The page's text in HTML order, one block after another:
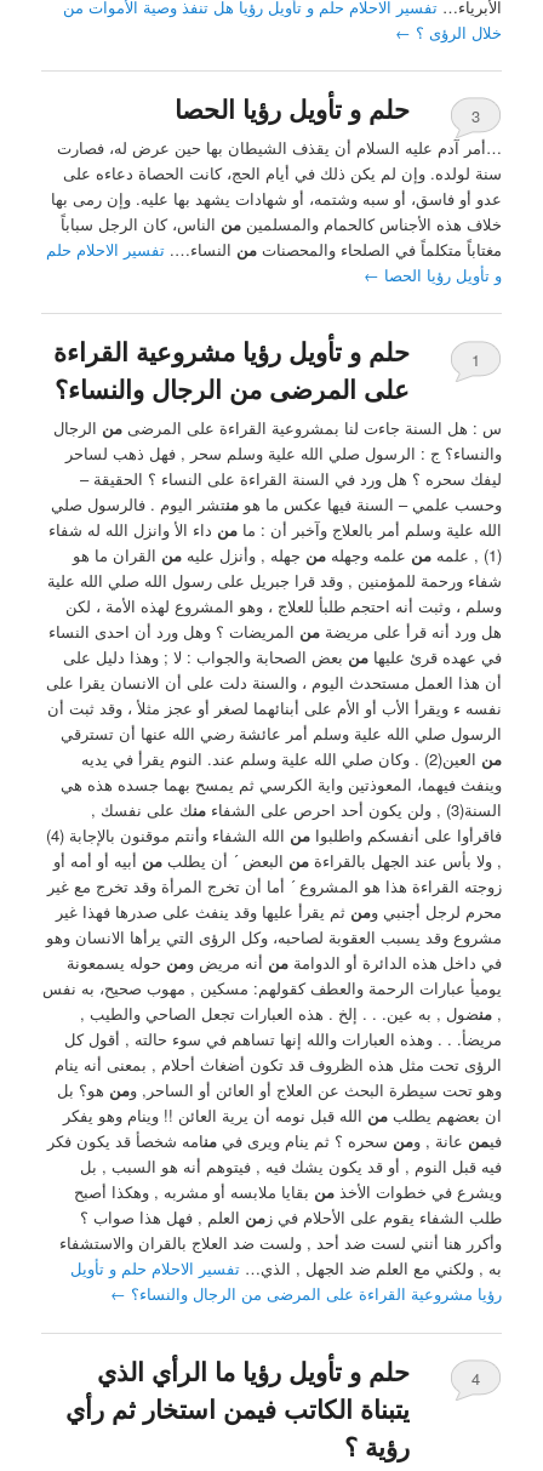
الأبرياء…تفسير الاحلام حلم و تأويل رؤيا هل تنفذ وصية الأموات من
خلال الرؤى ؟ ←
حلم و تأويل رؤيا الحصا
3
…أمر آدم عليه السلام أن يقذف الشيطان بها حين عرض له، فصارت
سنة لولده. وإن لم يكن ذلك في أيام الحج، كانت الحصاة دعاءه على
عدو أو فاسق، أو سبه وشتمه، أو شهادات يشهد بها عليه. وإن رمى بها
خلاف هذه الأجناس كالحمام والمسلمينمن الناس، كان الرجل سباباً
مغتاباً متكلماً في الصلحاء والمحصناتمن النساء….تفسير الاحلام حلم
و تأويل رؤيا الحصا ←
حلم و تأويل رؤيا مشروعية القراءة
على المرضى من الرجال والنساء؟
1
س : هل السنة جاءت لنا بمشروعية القراءة على المرضىمن الرجال
والنساء؟ ‏ج : الرسول صلي الله علية وسلم سحر , فهل ذهب لساحر
ليفك سحره ؟ هل ورد في السنة القراءة على النساء ؟ الحقيقة –
وحسب علمي – السنة فيها عكس ما ‏هومنتشر اليوم . ‏فالرسول صلي
الله علية وسلم أمر بالعلاج وآخبر أن : مامن داء الأ وانزل الله له شفاء
(1) , علمه
من علمه وجهلهمن جهله , وأنزل عليهمن القران ما هو
‏شفاء ورحمة للمؤمنين , وقد قرا جبريل على رسول الله صلي الله علية
وسلم ، وثبت أنه احتجم طلبأ للعلاج ، وهو المشروع لهذه الأمة ، لكن
هل ورد أنه قرأ على مريضةمن المريضات ؟ وهل ورد أن احدى النساء
في عهده قرئ عليهامن بعض الصحابة والجواب : لا ; وهذا دليل على
أن هذا العمل مستحدث اليوم ، والسنة دلت على أن الانسان يقرا على
نفسه ء ويقرأ الأب أو الأم على أبنائهما لصغر أو عجز مثلأ ، وقد ثبت أن
الرسول صلي الله علية وسلم أمر عائشة رضي الله عنها أن تسترقي
من
العين(2) . ‏وكان صلي الله علية وسلم عند. النوم يقرأ في يديه
وينفث فيهما، المعوذتين واية الكرسي ثم يمسح بهما جسده هذه هي
السنة(3) , ولن يكون أحد احرص على الشفاء
منك على نفسك ,
فاقرأوا على أنفسكم واطلبوامن
الله الشفاء وأنتم موقنون بالإجابة (4)
, ولا بأس عند الجهل بالقراءةمن البعض ´ أن يطلبمن أبيه أو أمه أو
زوجته القراءة هذا هو المشروع ´ أما أن تخرج المرأة وقد تخرج مع غير
محرم لرجل أجنبي ومن ثم يقرأ عليها وقد ينفث على صدرها فهذا غير
مشروع وقد يسبب العقوبة لصاحبه، وكل الرؤى التي يرأها الانسان وهو
في داخل هذه الدائرة أو الدوامةمن أنه مريض ومن حوله يسمعونة
يوميأ عبارات الرحمة والعطف كقولهم: مسكين , مهوب صحيح، به نفس
,منضول , به عين. . . إلخ . هذه العبارات تجعل الصاحي والطيب ,
مريضأ. . . وهذه العبارات والله إنها تساهم في سوء حالته , أقول كل
الرؤى تحت مثل هذه الظروف قد تكون أضغاث أحلام , بمعنى أنه ينام
وهو تحت سيطرة البحث عن العلاج أو العائن أو الساحر, ومن هو؟ بل
ان بعضهم يطلبمن الله قبل نومه أن يرية العائن !! وينام وهو يفكر
فيمن عانة , ومن سحره ؟ ثم ينام ويرى فيمنامه شخصأ قد يكون فكر
فيه قبل النوم , أو قد يكون يشك فيه , فيتوهم أنه هو السبب , بل
ويشرع في خطوات الأخذمن بقايا ملابسه أو مشربه , وهكذا أصبح
طلب الشفاء يقوم ‏على الأحلام في زمن العلم , فهل هذا صواب ؟
‏وأكرر هنا أنني لست ضد أحد , ولست ضد العلاج بالقران ‏والاستشفاء
به , ولكني مع العلم ضد الجهل , الذي…تفسير الاحلام حلم و تأويل
رؤيا مشروعية القراءة على المرضى من الرجال والنساء؟ ←
حلم و تأويل رؤيا ما الرأي الذي
يتبناة الكاتب فيمن استخار ثم رأي
رؤية ؟
4